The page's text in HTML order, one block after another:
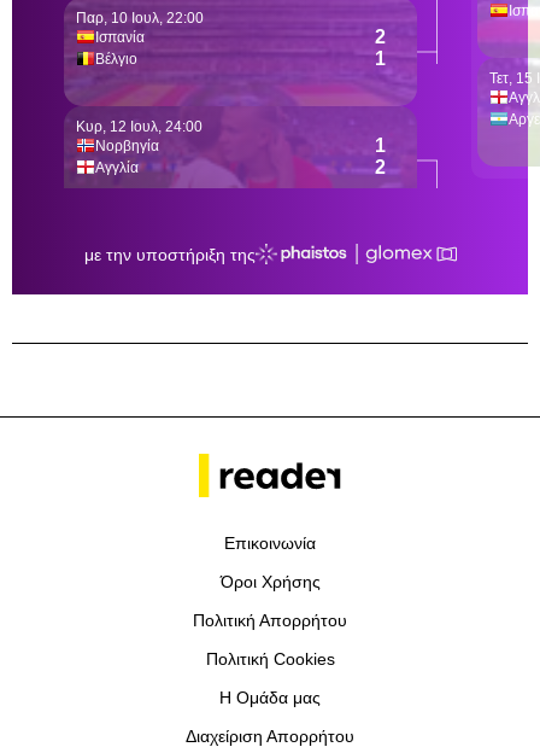
Επικοινωνία
Όροι Χρήσης
Πολιτική Απορρήτου
Πολιτική Cookies
Η Ομάδα μας
Διαχείριση Απορρήτου